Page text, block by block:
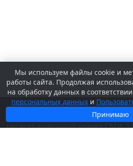
© 2026 Сетевое издание «SV-
регистрационный номер СМИ
Мы используем файлы cookie и
работы сайта. Продолжая
на обработку данных в
персональных данных и
Принимаю